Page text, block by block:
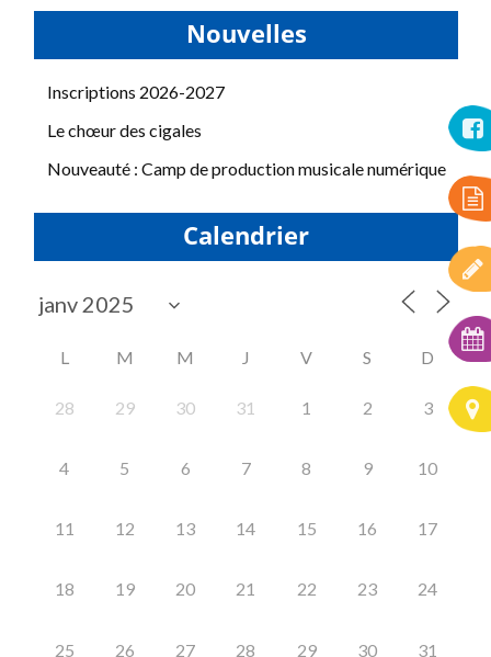
Nouvelles
Inscriptions 2026-2027
Le chœur des cigales
Nouveauté : Camp de production musicale numérique
Calendrier
L M M J V S D
28 29 30 31 1 2 3
4 5 6 7 8 9 10
11 12 13 14 15 16 17
18 19 20 21 22 23 24
25 26 27 28 29 30 31